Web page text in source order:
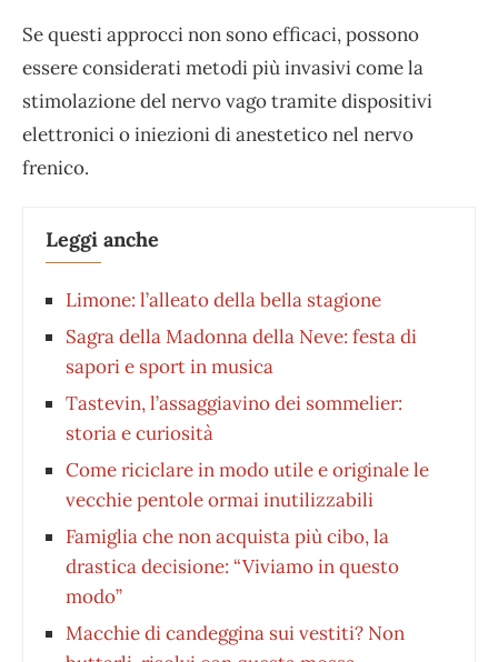
Se questi approcci non sono efficaci, possono
essere considerati metodi più invasivi come la
stimolazione del nervo vago tramite dispositivi
elettronici o iniezioni di anestetico nel nervo
frenico.
Leggi anche
Limone: l’alleato della bella stagione
Sagra della Madonna della Neve: festa di
sapori e sport in musica
Tastevin, l’assaggiavino dei sommelier:
storia e curiosità
Come riciclare in modo utile e originale le
vecchie pentole ormai inutilizzabili
Famiglia che non acquista più cibo, la
drastica decisione: “Viviamo in questo
modo”
Macchie di candeggina sui vestiti? Non